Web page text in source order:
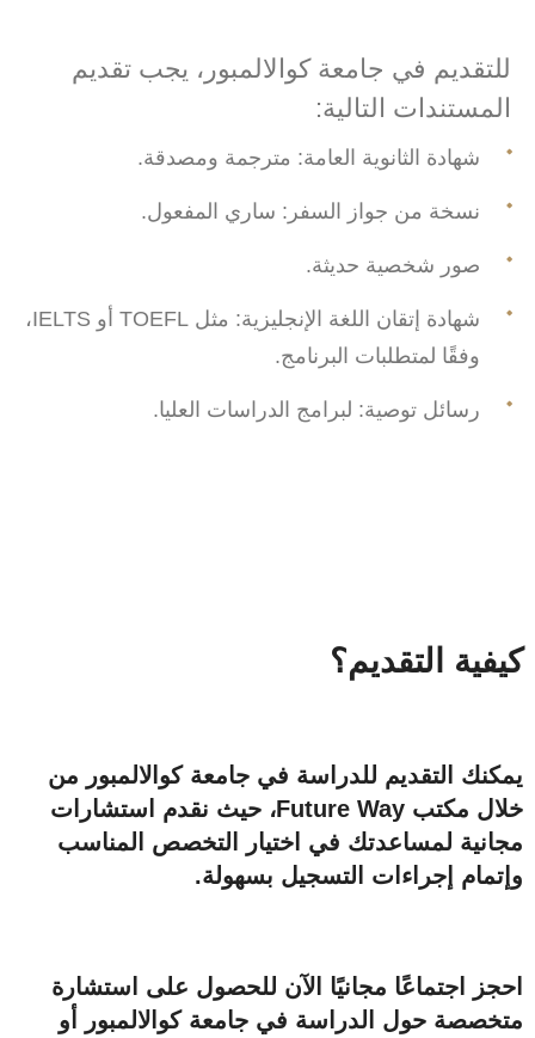
للتقديم في جامعة كوالالمبور، يجب تقديم
المستندات التالية:
شهادة الثانوية العامة: مترجمة ومصدقة.
نسخة من جواز السفر: ساري المفعول.
صور شخصية حديثة.
شهادة إتقان اللغة الإنجليزية: مثل TOEFL أو IELTS،
وفقًا لمتطلبات البرنامج.
رسائل توصية: لبرامج الدراسات العليا.
كيفية التقديم؟
يمكنك التقديم للدراسة في جامعة كوالالمبور من
خلال مكتب Future Way، حيث نقدم استشارات
مجانية لمساعدتك في اختيار التخصص المناسب
وإتمام إجراءات التسجيل بسهولة.
احجز اجتماعًا مجانيًا الآن للحصول على استشارة
متخصصة حول الدراسة في جامعة كوالالمبور أو